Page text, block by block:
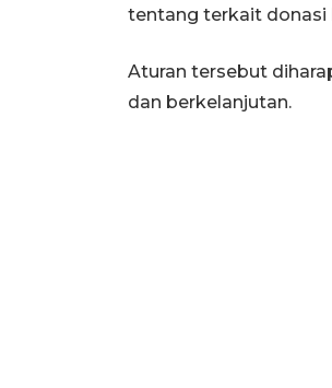
tentang terkait donasi
Aturan tersebut
dan berkelanjutan.